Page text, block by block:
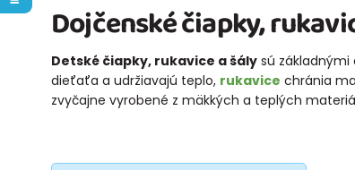
Dojčenské čiapky,
Detské čiapky, rukavice a šály sú
dieťaťa a udržiavajú teplo, rukavice chránia
zvyčajne vyrobené z mäkkých a teplých